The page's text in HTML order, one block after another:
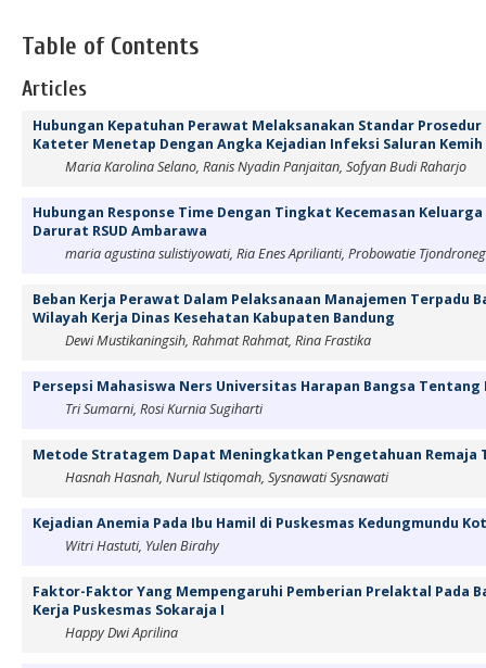
Table of Contents
Articles
Hubungan Kepatuhan Perawat Melaksanakan Standar
Kateter Menetap Dengan Angka Kejadian Infeksi Saluran Kemih
Maria Karolina Selano, Ranis Nyadin Panjaitan, Sofyan Budi Raharjo
Hubungan Response Time Dengan Tingkat Kecemasan
Darurat RSUD Ambarawa
maria agustina sulistiyowati, Ria Enes Aprilianti, Probowatie
Beban Kerja Perawat Dalam Pelaksanaan Manajemen Terpadu
Wilayah Kerja Dinas Kesehatan Kabupaten Bandung
Dewi Mustikaningsih, Rahmat Rahmat, Rina Frastika
Persepsi Mahasiswa Ners Universitas Harapan Bangsa
Tri Sumarni, Rosi Kurnia Sugiharti
Metode Stratagem Dapat Meningkatkan Pengetahuan Remaja
Hasnah Hasnah, Nurul Istiqomah, Sysnawati Sysnawati
Kejadian Anemia Pada Ibu Hamil di Puskesmas Kedungmundu
Witri Hastuti, Yulen Birahy
Faktor-Faktor Yang Mempengaruhi Pemberian Prelaktal Pada
Kerja Puskesmas Sokaraja I
Happy Dwi Aprilina